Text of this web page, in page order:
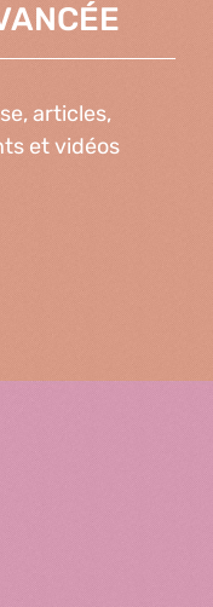
articles,
et vidéos